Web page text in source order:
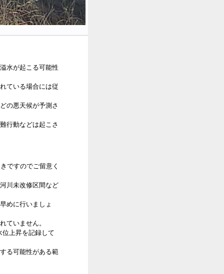
水が起こる可能性
ている場合には従
の悪天候が予測さ
行動などは起こさ
ですのでご留意く
川未改修区間など
めに行いましょ
ていません。
位上昇を記録して
る可能性がある範